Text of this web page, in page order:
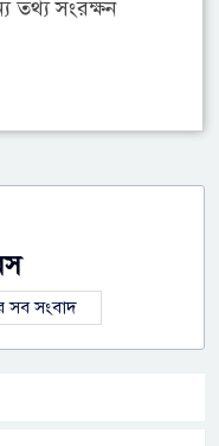
তথ্য সংরক্ষন
সংবাদ